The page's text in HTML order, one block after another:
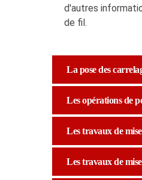
d'autres
de fil.
La pose des
Les opérations de
Les travaux de
Les travaux de